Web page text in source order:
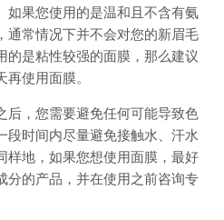
如果您使用的是温和且不含有氨
通常情况下并不会对您的新眉毛
的是粘性较强的面膜，那么建议
使用面膜。
后，您需要避免任何可能导致色
段时间内尽量避免接触水、汗水
样地，如果您想使用面膜，最好
分的产品，并在使用之前咨询专